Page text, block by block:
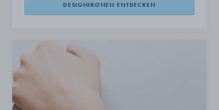
DESIGNIKONEN ENTDECKEN